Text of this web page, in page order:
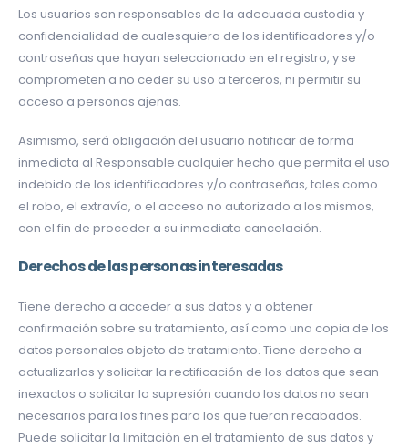
Los usuarios son responsables de la adecuada custodia y
confidencialidad de cualesquiera de los identificadores y/o
contraseñas que hayan seleccionado en el registro, y se
comprometen a no ceder su uso a terceros, ni permitir su
acceso a personas ajenas.
Asimismo, será obligación del usuario notificar de forma
inmediata al Responsable cualquier hecho que permita el uso
indebido de los identificadores y/o contraseñas, tales como
el robo, el extravío, o el acceso no autorizado a los mismos,
con el fin de proceder a su inmediata cancelación.
Derechos de las personas interesadas
Tiene derecho a acceder a sus datos y a obtener
confirmación sobre su tratamiento, así como una copia de los
datos personales objeto de tratamiento. Tiene derecho a
actualizarlos y solicitar la rectificación de los datos que sean
inexactos o solicitar la supresión cuando los datos no sean
necesarios para los fines para los que fueron recabados.
Puede solicitar la limitación en el tratamiento de sus datos y